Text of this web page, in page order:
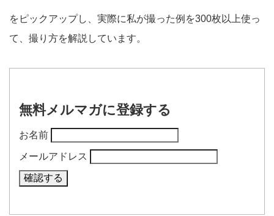
をピックアップし、実際に私が撮った例を300枚以上使っ
て、撮り方を解説しています。
無料メルマガに登録する
お名前
メールアドレス